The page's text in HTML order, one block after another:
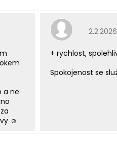
5 z 5 hvězdiček.
a ne
☺️
2.2.2026
+ rychlost,
Spokojenost se